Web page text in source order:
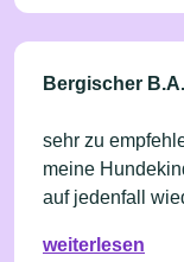
Kann man
diese
Bergischer
sehr zu
meine Hundekind liebt es !!
auf jedenfall
weiterlesen